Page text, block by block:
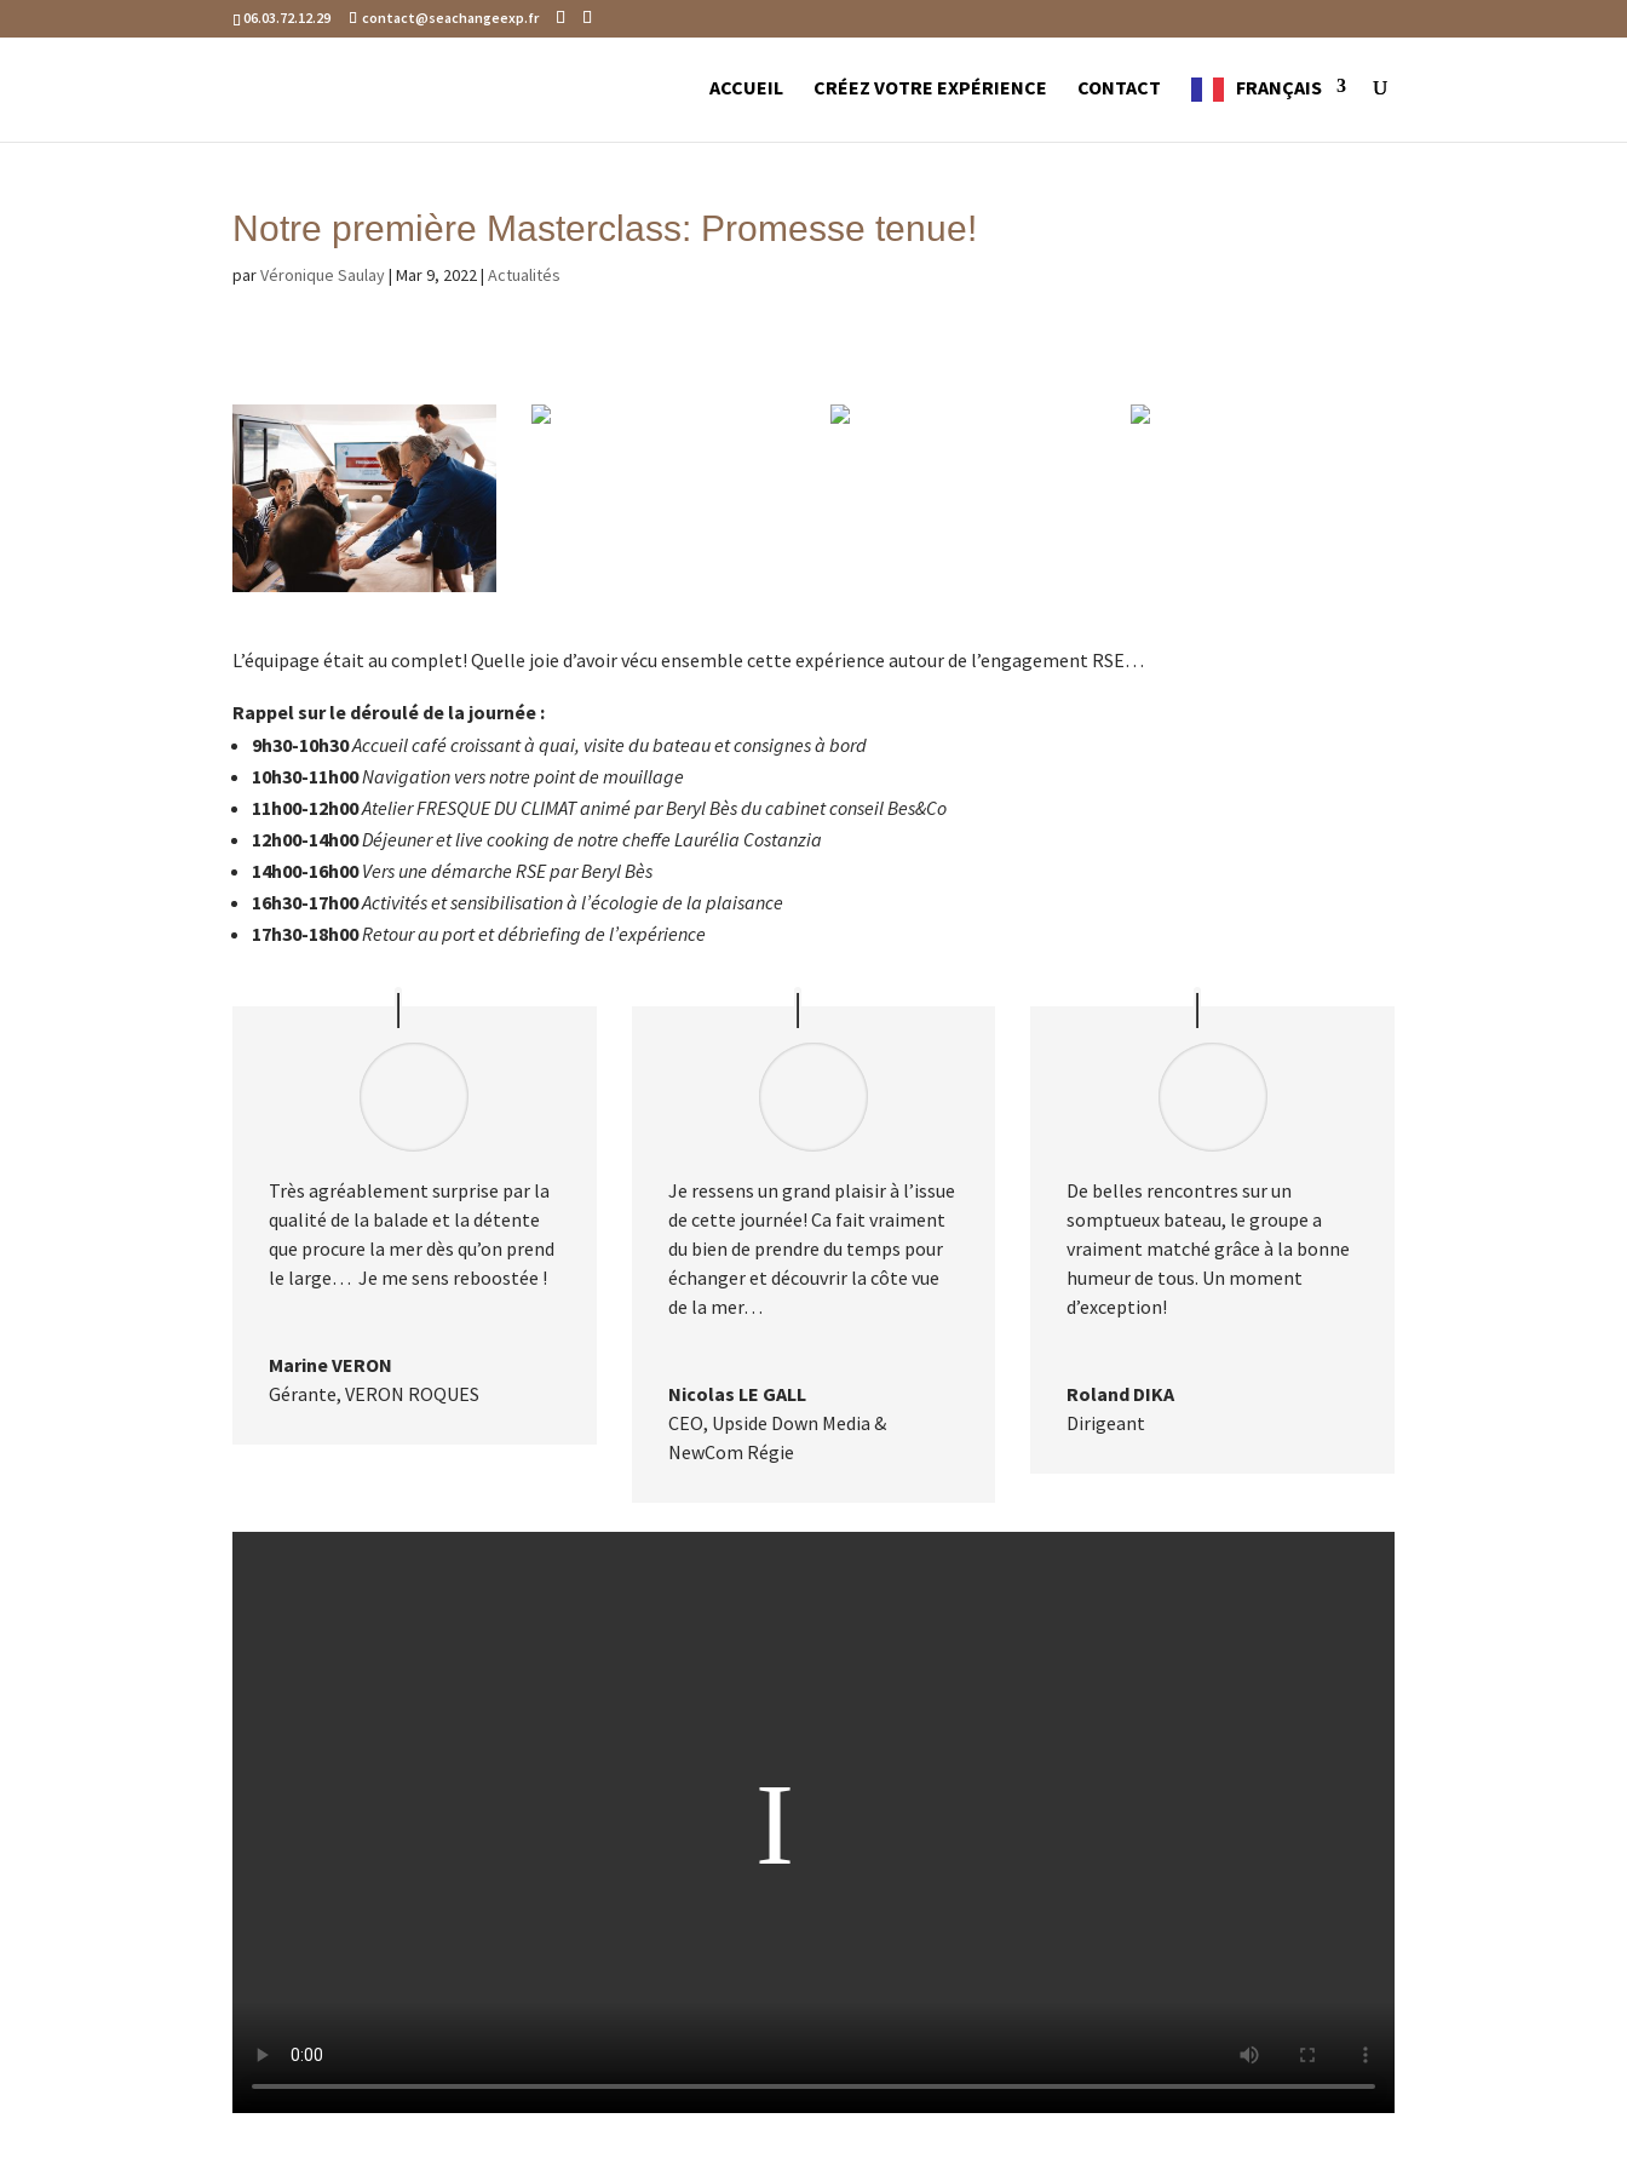
06.03.72.12.29 contact@seachangeexp.fr
ACCUEIL CRÉEZ VOTRE EXPÉRIENCE CONTACT FRANÇAIS
Notre première Masterclass: Promesse tenue!
parVéronique Saulay| Mar 9, 2022| Actualités
L’équipage était au complet! Quelle joie d’avoir vécu ensemble cette expérience autour de l’engagement RSE…
Rappel sur le déroulé de la journée :
9h30-10h30Accueil café croissant à quai, visite du bateau et consignes à bord
10h30-11h00Navigation vers notre point de mouillage
11h00-12h00Atelier FRESQUE DU CLIMAT animé parBerylBès du cabinet conseilBes&Co
12h00-14h00Déjeuner et live cooking ​ de notre cheffe Laurélia Costanzia
14h00-16h00Vers une démarche RSE parBerylBès
16h30-17h00Activités et sensibilisation à l’écologie de la plaisance
17h30-18h00Retour au port et débriefing de l’expérience
Très agréablement surprise par la
qualité de la balade et la détente
que procure la mer dès qu’on prend
le large… Je me sens reboostée !
Marine VERON
Gérante, VERON ROQUES
Je ressens un grand plaisir à l’issue
de cette journée! Ca fait vraiment
du bien de prendre du temps pour
échanger et découvrir la côte vue
de la mer…
Nicolas LE GALL
CEO, Upside Down Media &
NewCom Régie
De belles rencontres sur un
somptueux bateau, le groupe a
vraiment matché grâce à la bonne
humeur de tous. Un moment
d’exception!
Roland DIKA
Dirigeant